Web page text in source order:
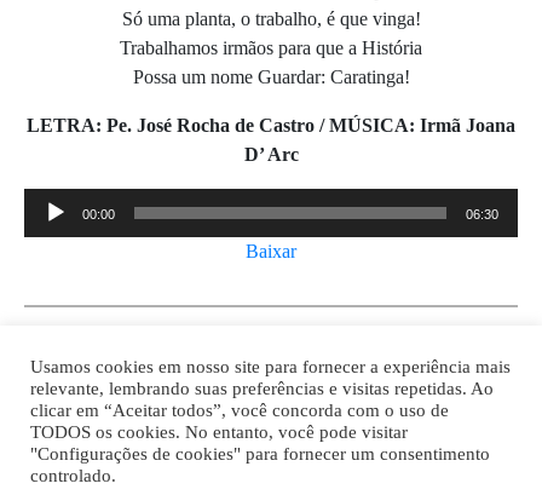
Só uma planta, o trabalho, é que vinga!
Trabalhamos irmãos para que a História
Possa um nome Guardar: Caratinga!
LETRA: Pe. José Rocha de Castro /MÚSICA: Irmã Joana
D’ Arc
Tocador
00:00 06:30
Baixar
Av. Prof. Armando Alves da Silva, nº 1950 - Zacarias,
Caratinga - MG - 35302-403 / Tel: (33) 3329 8000
Usamos cookies em nosso site para fornecer a experiência mais
relevante, lembrando suas preferências e visitas repetidas. Ao
clicar em “Aceitar todos”, você concorda com o uso de
TODOS os cookies. No entanto, você pode visitar
"Configurações de cookies" para fornecer um consentimento
controlado.